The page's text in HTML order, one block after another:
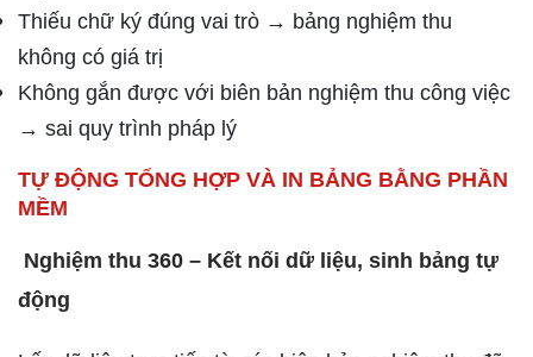
Thiếu chữ ký đúng vai trò → bảng nghiệm thu
không có giá trị
Không gắn được với biên bản nghiệm thu công việc
→ sai quy trình pháp lý
TỰ ĐỘNG TỔNG HỢP VÀ IN BẢNG BẰNG PHẦN
MỀM
Nghiệm thu 360 – Kết nối dữ liệu, sinh bảng tự
động